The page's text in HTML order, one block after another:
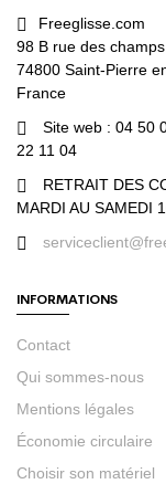
Freeglisse.com
98 B rue des
74800 Saint-Pierre
France
Site web : 04 50
22 11 04
RETRAIT DES
MARDI AU SAMEDI
INFORMATIONS
Contact
Qui sommes-nous
Mentions légales
Économie circulaire
Choisir son matériel